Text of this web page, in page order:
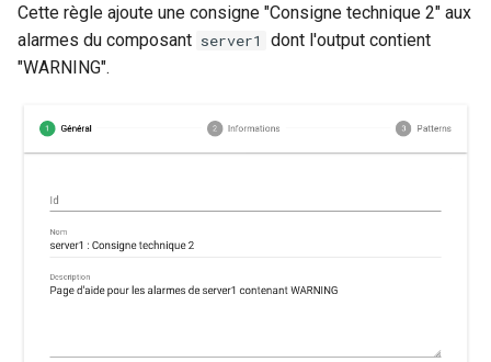
Cette règle ajoute une consigne "Consigne technique 2" aux
alarmes du composant server1
dont l'output contient
"WARNING".